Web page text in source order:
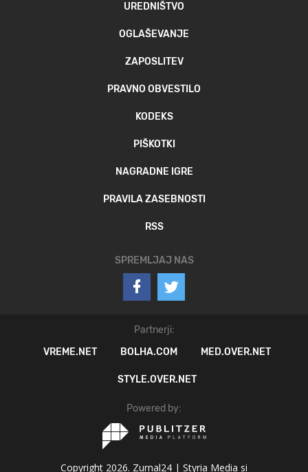
UREDNIŠTVO
OGLAŠEVANJE
ZAPOSLITEV
PRAVNO OBVESTILO
KODEKS
PIŠKOTKI
NAGRADNE IGRE
PRAVILA ZASEBNOSTI
RSS
SPREMLJAJ NAS
Partnerji:
VREME.NET
BOLHA.COM MED.OVER.NET
STYLE.OVER.NET
Powered by:
Copyright 2026. Zurnal24 | Styria Media si